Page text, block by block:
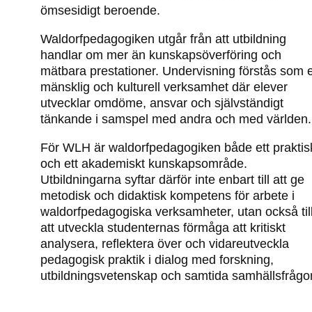
ömsesidigt beroende.
Waldorfpedagogiken utgår från att utbildning
handlar om mer än kunskapsöverföring och
mätbara prestationer. Undervisning förstås som
mänsklig och kulturell verksamhet där elever
utvecklar omdöme, ansvar och självständigt
tänkande i samspel med andra och med världen.
För WLH är waldorfpedagogiken både ett
och ett akademiskt kunskapsområde.
Utbildningarna syftar därför inte enbart till att ge
metodisk och didaktisk kompetens för arbete i
waldorfpedagogiska verksamheter, utan också till
att utveckla studenternas förmåga att kritiskt
analysera, reflektera över och vidareutveckla
pedagogisk praktik i dialog med forskning,
utbildningsvetenskap och samtida